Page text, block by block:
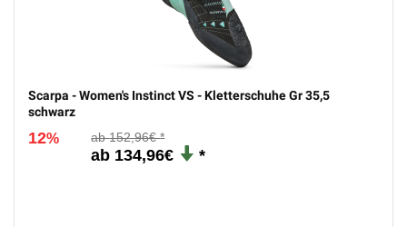
Scarpa - Women's Instinct VS - Kletterschuhe Gr 35,5
schwarz
12% 152,96€
134,96€